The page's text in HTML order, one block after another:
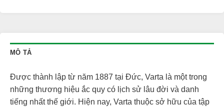
MÔ TẢ
Được thành lập từ năm 1887 tại Đức, Varta là một trong
những thương hiệu ắc quy có lịch sử lâu đời và danh
tiếng nhất thế giới. Hiện nay, Varta thuộc sở hữu của tập